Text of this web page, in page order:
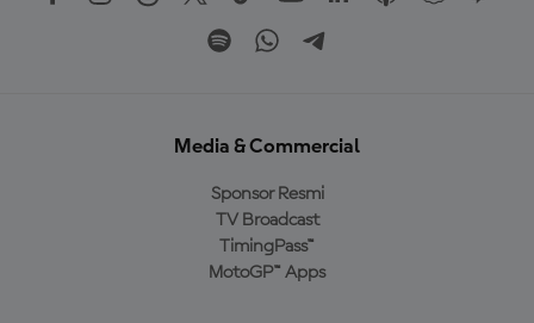
Media & Commercial
Sponsor Resmi
TV Broadcast
TimingPass™
MotoGP™ Apps